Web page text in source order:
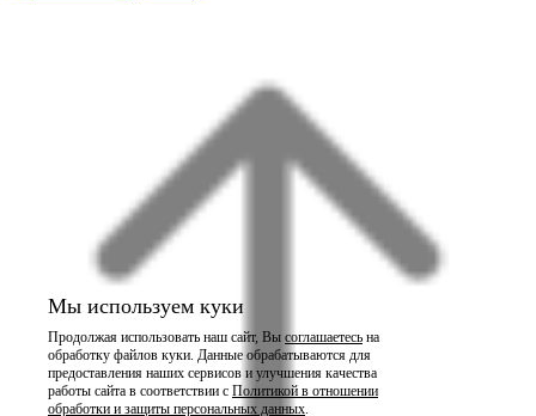
Мы используем куки
Продолжая использовать наш сайт, Вы соглашаетесь на
обработку файлов куки. Данные обрабатываются для
предоставления наших сервисов и улучшения качества
работы сайта в соответствии с Политикой в отношении
обработки и защиты персональных данных.